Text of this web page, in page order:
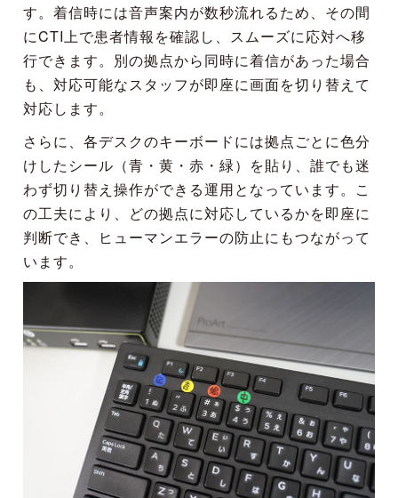
す。着信時には音声案内が数秒流れるため、その間
にCTI上で患者情報を確認し、スムーズに応対へ移
行できます。別の拠点から同時に着信があった場合
も、対応可能なスタッフが即座に画面を切り替えて
対応します。
さらに、各デスクのキーボードには拠点ごとに色分
けしたシール（青・黄・赤・緑）を貼り、誰でも迷
わず切り替え操作ができる運用となっています。こ
の工夫により、どの拠点に対応しているかを即座に
判断でき、ヒューマンエラーの防止にもつながって
います。